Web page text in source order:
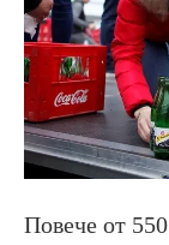
Повече от